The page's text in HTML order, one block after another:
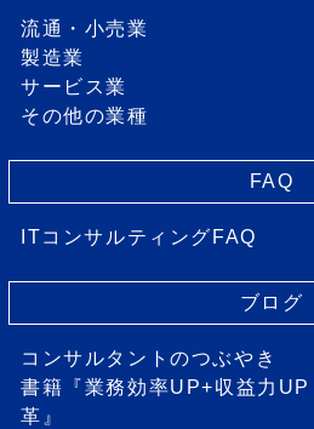
流通・小売業
製造業
サービス業
その他の業種
FAQ
ITコンサルティングFAQ
ブログ
コンサルタントのつぶやき
書籍『業務効率UP+収益力
革』